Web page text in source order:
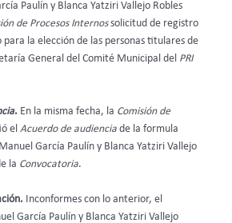
Paulín y Blanca Yatziri Vallejo Robles
de Procesos Internossolicitud de registro
la elección de las personas titulares de
General del Comité Municipal del PRI
. En la misma fecha, la Comisión de
el Acuerdo de audiencia de la formula
García Paulín y Blanca Yatziri Vallejo
la Convocatoria.
Inconformes con lo anterior, el
García Paulín y Blanca Yatziri Vallejo